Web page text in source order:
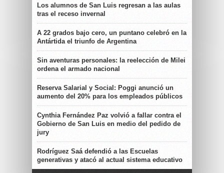
Los alumnos de San Luis regresan a las aulas
tras el receso invernal
A 22 grados bajo cero, un puntano celebró en la
Antártida el triunfo de Argentina
Sin aventuras personales: la reelección de Milei
ordena el armado nacional
Reserva Salarial y Social: Poggi anunció un
aumento del 20% para los empleados públicos
Cynthia Fernández Paz volvió a fallar contra el
Gobierno de San Luis en medio del pedido de
jury
Rodríguez Saá defendió a las Escuelas
generativas y atacó al actual sistema educativo